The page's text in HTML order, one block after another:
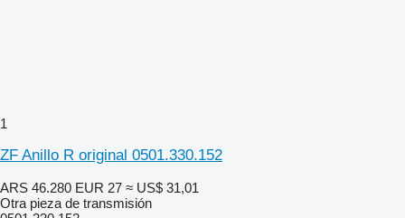
1
ZF Anillo R original 0501.330.152
ARS 46.280 EUR 27 ≈ US$ 31,01
Otra pieza de transmisión